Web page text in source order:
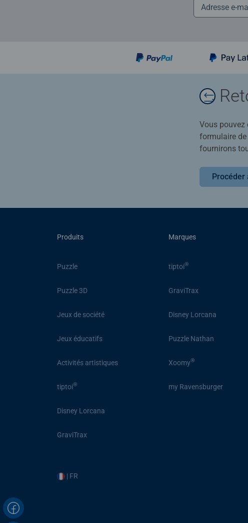
Vous pouvez
formulaire
fournirons
Procéder
Produits
Puzzle
Puzzle 3D
Jeux de société
Jeux éducatifs
Activités artistiques
tiptoi®
Disney Lorcana
GraviTrax
Marques
tiptoi®
GraviTrax
Disney Lorcana
Puzzle Nathan
Xoomy®
my Ravensburger
| FR